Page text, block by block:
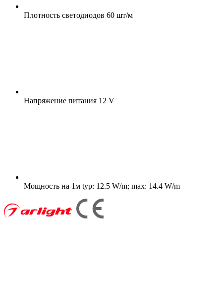
Плотность светодиодов 60 шт/м
Напряжение питания 12 V
Мощность на 1м typ: 12.5 W/m; max: 14.4 W/m